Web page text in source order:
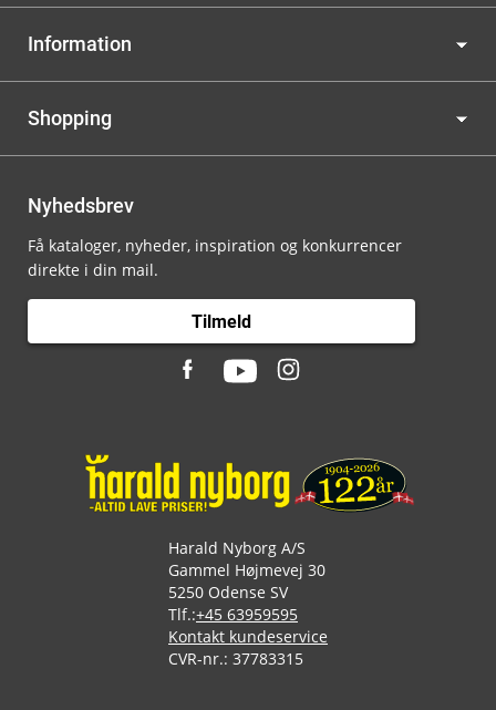
Information
Shopping
Nyhedsbrev
Få kataloger, nyheder, inspiration og konkurrencer
direkte i din mail.
Tilmeld
Harald Nyborg A/S
Gammel Højmevej 30
5250 Odense SV
Tlf.:+45 63959595
Kontakt kundeservice
CVR-nr.: 37783315